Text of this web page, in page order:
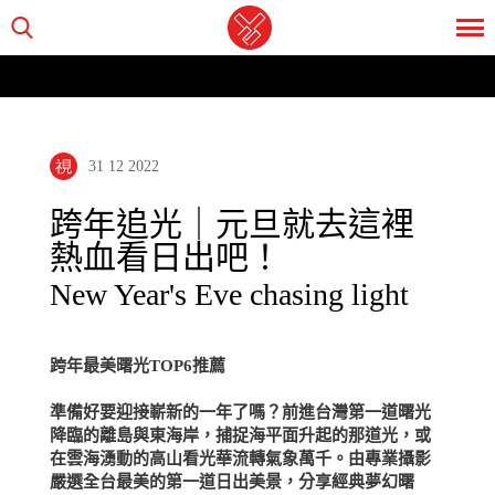
31 12 2022
跨年追光｜元旦就去這裡
熱血看日出吧！
New Year's Eve chasing light
跨年最美曙光TOP6推薦
準備好要迎接嶄新的一年了嗎？前進台灣第一道曙光
降臨的離島與東海岸，捕捉海平面升起的那道光，或
在雲海湧動的高山看光華流轉氣象萬千。由專業攝影
嚴選全台最美的第一道日出美景，分享經典夢幻曙